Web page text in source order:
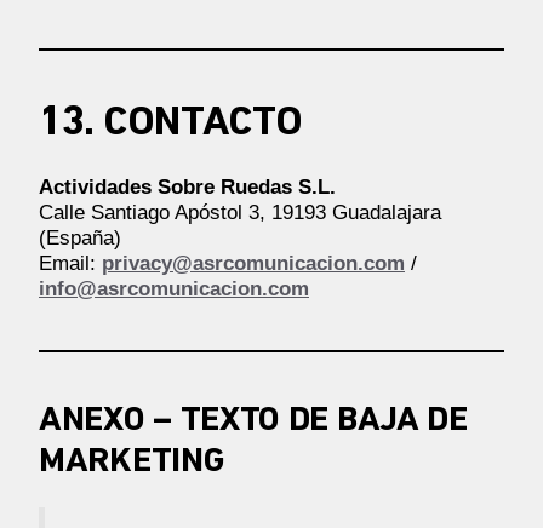
13. CONTACTO
Actividades Sobre Ruedas S.L.
Calle Santiago Apóstol 3, 19193 Guadalajara
(España)
Email: privacy@asrcomunicacion.com /
info@asrcomunicacion.com
ANEXO – TEXTO DE BAJA DE
MARKETING